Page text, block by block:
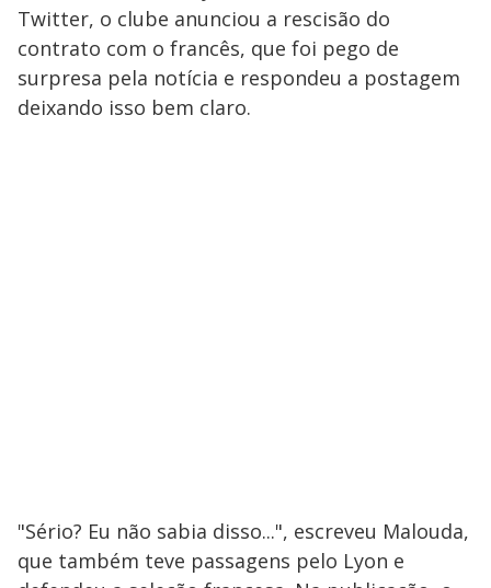
Twitter, o clube anunciou a rescisão do
contrato com o francês, que foi pego de
surpresa pela notícia e respondeu a postagem
deixando isso bem claro.
"Sério? Eu não sabia disso...", escreveu Malouda,
que também teve passagens pelo Lyon e